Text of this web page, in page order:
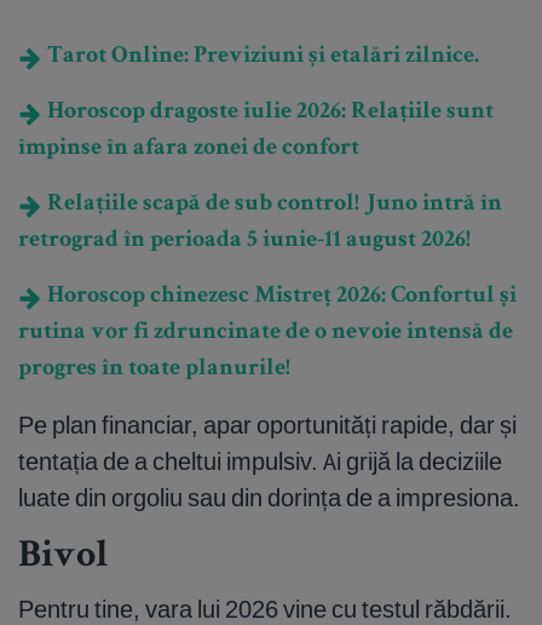
Tarot Online: Previziuni și etalări zilnice.
Horoscop dragoste iulie 2026: Relațiile sunt
împinse în afara zonei de confort
Relațiile scapă de sub control! Juno intră în
retrograd în perioada 5 iunie-11 august 2026!
Horoscop chinezesc Mistreț 2026: Confortul și
rutina vor fi zdruncinate de o nevoie intensă de
progres în toate planurile!
Pe plan financiar, apar oportunități rapide, dar și
tentația de a cheltui impulsiv. Ai grijă la deciziile
luate din orgoliu sau din dorința de a impresiona.
Bivol
Pentru tine, vara lui 2026 vine cu testul răbdării.